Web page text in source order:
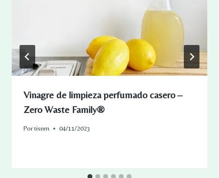
Vinagre de limpieza perfumado casero –
Zero Waste Family®
Portisnm 04/11/2023